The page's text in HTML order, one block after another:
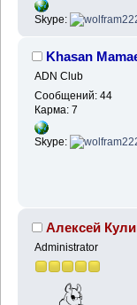
Skype:
Khasan
ADN Club
Сообщений: 44
Карма: 7
Skype:
Алексей
Administrator